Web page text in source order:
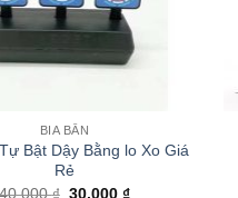
BIA BẮN
Bật Dậy Bằng lo Xo Giá
Rẻ
40.000₫ Giá
30.000₫Giá